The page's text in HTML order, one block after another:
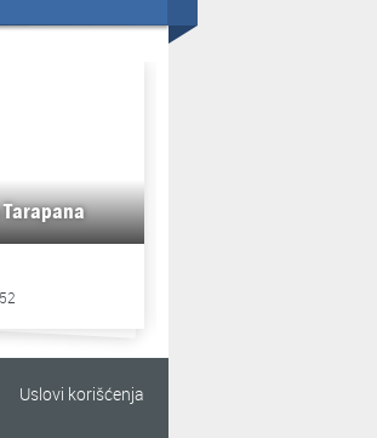
Uslovi korišćenja